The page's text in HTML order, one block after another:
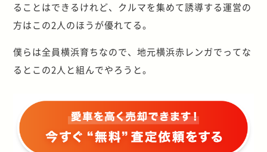
ることはできるけれど、クルマを集めて誘導する運営の
方はこの2人のほうが優れてる。
僕らは全員横浜育ちなので、地元横浜赤レンガでってな
るとこの2人と組んでやろうと。